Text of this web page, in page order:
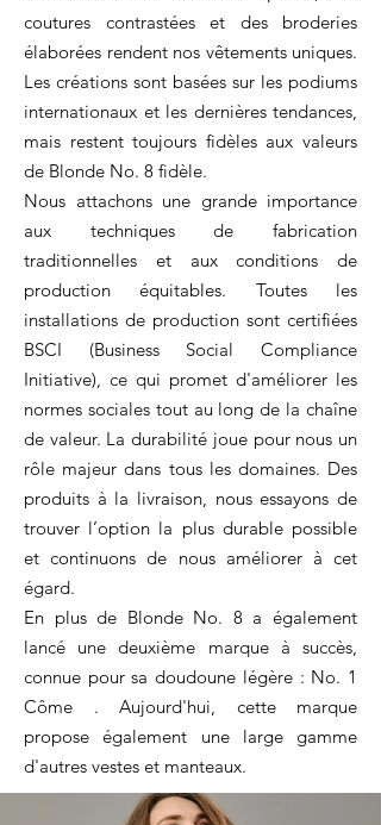
coutures contrastées et des broderies
élaborées rendent nos vêtements uniques.
Les créations sont basées sur les podiums
internationaux et les dernières tendances,
mais restent toujours fidèles aux valeurs
de Blonde No. 8 fidèle.
Nous attachons une grande importance
aux techniques de fabrication
traditionnelles et aux conditions de
production équitables. Toutes les
installations de production sont certifiées
BSCI (Business Social Compliance
Initiative), ce qui promet d'améliorer les
normes sociales tout au long de la chaîne
de valeur. La durabilité joue pour nous un
rôle majeur dans tous les domaines. Des
produits à la livraison, nous essayons de
trouver l’option la plus durable possible
et continuons de nous améliorer à cet
égard.
En plus de Blonde No. 8 a également
lancé une deuxième marque à succès,
connue pour sa doudoune légère : No. 1
Côme . Aujourd'hui, cette marque
propose également une large gamme
d'autres vestes et manteaux.